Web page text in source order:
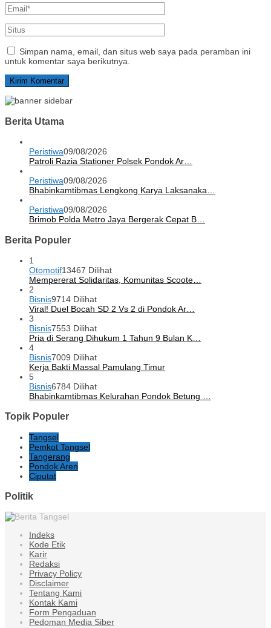
Simpan nama, email, dan situs web saya pada peramban ini
untuk komentar saya berikutnya.
Berita Utama
Peristiwa09/08/2026
Patroli Razia Stationer Polsek Pondok Ar…
Peristiwa09/08/2026
Bhabinkamtibmas Lengkong Karya Laksanaka…
Peristiwa09/08/2026
Brimob Polda Metro Jaya Bergerak Cepat B…
Berita Populer
1
Otomotif13467 Dilihat
Mempererat Solidaritas, Komunitas Scoote…
2
Bisnis9714 Dilihat
Viral! Duel Bocah SD 2 Vs 2 di Pondok Ar…
3
Bisnis7553 Dilihat
Pria di Serang Dihukum 1 Tahun 9 Bulan K…
4
Bisnis7009 Dilihat
Kerja Bakti Massal Pamulang Timur
5
Bisnis6784 Dilihat
Bhabinkamtibmas Kelurahan Pondok Betung …
Topik Populer
Tangsel
Pemkot Tangsel
Tangerang
Pondok Aren
Ciputat
Politik
Indeks
Kode Etik
Karir
Redaksi
Privacy Policy
Disclaimer
Tentang Kami
Kontak Kami
Form Pengaduan
Pedoman Media Siber